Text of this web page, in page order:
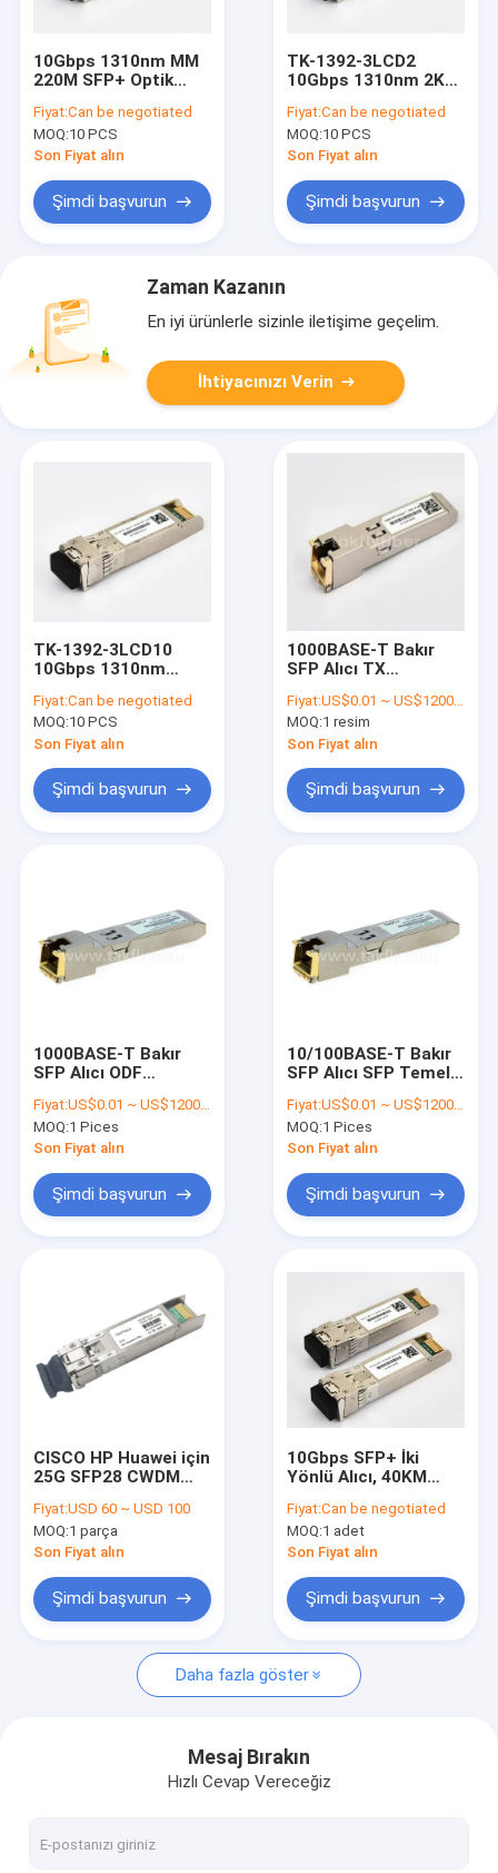
Hakkımızda
Fabrika turu
Haberler
Şimdi konuşalım.
Fiber Optik PLC Bölücü
Fiber optik kablo
10Gbps 1310nm MM
220M SFP+ Optik
konektörü
Fiyat:Can be negotiated
MOQ:10 PCS
Son Fiyat alın
Şimdi başvurun
TK-1392-3LCD2
10Gbps 1310nm 2KM
için geçerli SFP+
Optik Alıcı
Fiyat:Can be negotiated
MOQ:10 PCS
Son Fiyat alın
Şimdi başvurun
Zaman Kazanın
En iyi ürünlerle sizinle iletişime geçelim.
İhtiyacınızı Verin
TK-1392-3LCD10
10Gbps 1310nm
Alıcı
CISCO/HP/Huawei/H3C/Juniper/ZTE
SM Fiber uyumlu
Fiyat:Can be negotiated
MOQ:10 PCS
Son Fiyat alın
Şimdi başvurun
1000BASE-T Bakır
SFP Alıcı TX
Los/los olmadan
işlev
Fiyat:US$0.01 ~ US$1200/PC
MOQ:1 resim
Son Fiyat alın
Şimdi başvurun
1000BASE-T Bakır
SFP Alıcı ODF
için hızlı ve istikrarlı
veri aktarımı
Fiyat:US$0.01 ~ US$1200/PC
MOQ:1 Pices
Son Fiyat alın
Şimdi başvurun
10/100BASE-T Bakır
SFP Alıcı SFP Temelli
Destekleyen100BASE-
FX Portları APC Poliş
Tipli
Fiyat:US$0.01 ~ US$1200/PC
MOQ:1 Pices
Son Fiyat alın
Şimdi başvurun
CISCO HP Huawei için
25G SFP28 CWDM
Modülü 1270nm
1370nm
Fiyat:USD 60 ~ USD 100
MOQ:1 parça
Son Fiyat alın
Şimdi başvurun
10Gbps SFP+ İki
Yönlü Alıcı, 40KM
Tx1270/1330nm /
Rx1330/1270nm
Fiyat:Can be negotiated
MOQ:1 adet
Son Fiyat alın
Şimdi başvurun
Daha fazla göster
Mesaj Bırakın
Hızlı Cevap Vereceğiz